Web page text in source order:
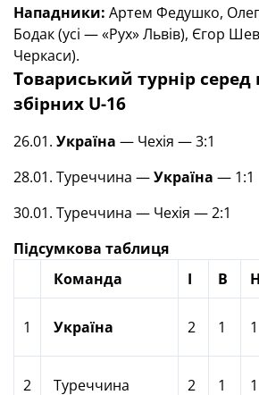
Нападники: Артем Федушко,
Бодак (усі — «Рух» Львів), Єгор
Черкаси).
Товариський турнір
збірних U-16
26.01. Україна — Чехія — 3:1
28.01. Туреччина —Україна — 1:1
30.01. Туреччина — Чехія — 2:1
Підсумкова таблиця
Команда
І В Н
1 Україна 2 1 1
2 Туреччина 2 1 1